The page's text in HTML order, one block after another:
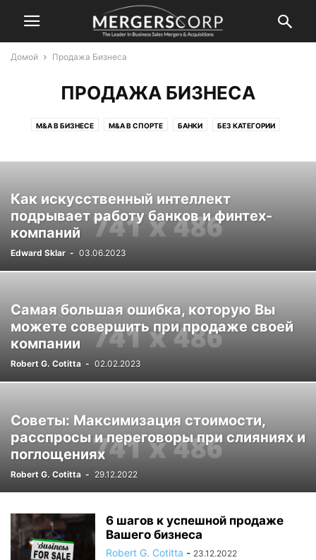
Домой Продажа Бизнеса
ПРОДАЖА БИЗНЕСА
M&A В БИЗНЕСЕ M&A В СПОРТЕ БАНКИ БЕЗ КАТЕГОРИИ
ПРОДАЖА БИЗНЕСА РЕДАКТОРСКИЙ СДЕЛКИ СЕРВИС
Как искусственный интеллект
подрывает работу банков и финтех-
компаний
Edward Sklar - 03.06.2023
Самая большая ошибка, которую Вы
можете совершить при продаже своей
компании
Robert G. Cotitta - 02.02.2023
Советы: Максимизация стоимости,
расспросы и переговоры при слияниях и
поглощениях
Robert G. Cotitta - 29.12.2022
6 шагов к успешной продаже
Вашего бизнеса
Robert G. Cotitta - 23.12.2022